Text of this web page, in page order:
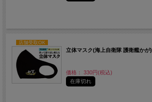
店舗受取OK
立体マスク(海上自衛隊 護衛艦かが)
価格： 330円(税込)
在庫切れ